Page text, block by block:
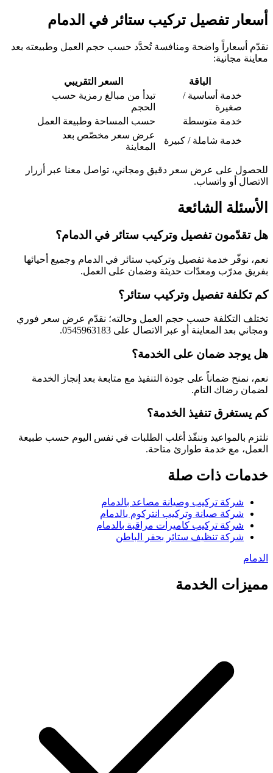
أسعار تفصيل تركيب ستائر في الدمام
نقدّم أسعاراً واضحة ومنافسة تُحدَّد حسب حجم العمل وطبيعته بعد
معاينة مجانية:
الباقة
السعر التقريبي
خدمة أساسية /
صغيرة
تبدأ من مبالغ رمزية حسب
الحجم
خدمة متوسطة
حسب المساحة وطبيعة العمل
خدمة شاملة / كبيرة
عرض سعر مخصّص بعد
المعاينة
للحصول على عرض سعر دقيق ومجاني، تواصل معنا عبر أزرار
الاتصال أو واتساب.
الأسئلة الشائعة
هل تقدّمون تفصيل وتركيب ستائر في الدمام؟
نعم، نوفّر خدمة تفصيل وتركيب ستائر في الدمام وجميع أحيائها
بفريق مدرّب ومعدّات حديثة وضمان على العمل.
كم تكلفة تفصيل وتركيب ستائر؟
تختلف التكلفة حسب حجم العمل وحالته؛ نقدّم عرض سعر فوري
ومجاني بعد المعاينة أو عبر الاتصال على 0545963183.
هل يوجد ضمان على الخدمة؟
نعم، نمنح ضماناً على جودة التنفيذ مع متابعة بعد إنجاز الخدمة
لضمان رضاك التام.
كم يستغرق تنفيذ الخدمة؟
نلتزم بالمواعيد وننفّذ أغلب الطلبات في نفس اليوم حسب طبيعة
العمل، مع خدمة طوارئ متاحة.
خدمات ذات صلة
شركة تركيب وصيانة مصاعد بالدمام
شركة صيانة وتركيب انتركوم بالدمام
شركة تركيب كاميرات مراقبة بالدمام
شركة تنظيف ستائر بحفر الباطن
الدمام
مميزات الخدمة